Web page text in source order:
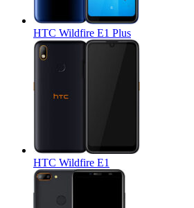
HTC Wildfire E1 Plus
HTC Wildfire E1